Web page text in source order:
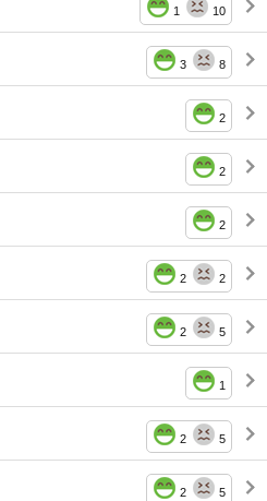
1 10
3 8
2
2
2
2 2
2 5
1
2 5
2 5